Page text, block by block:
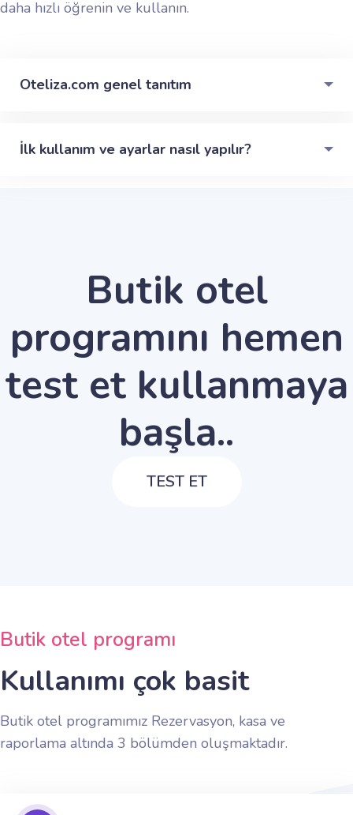
daha hızlı öğrenin ve kullanın.
Oteliza.com genel tanıtım
İlk kullanım ve ayarlar nasıl yapılır?
Butik otel
programını hemen
test et kullanmaya
başla..
TEST ET
Butik otel programı
Kullanımı çok basit
Butik otel programımız Rezervasyon, kasa ve
raporlama altında 3 bölümden oluşmaktadır.